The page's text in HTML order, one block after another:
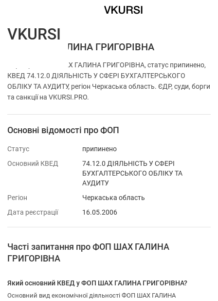
ФОП ШАХ ГАЛИНА ГРИГОРІВНА
Перевірка ФОП ШАХ ГАЛИНА ГРИГОРІВНА, статус припинено,
КВЕД 74.12.0 ДІЯЛЬНІСТЬ У СФЕРІ БУХГАЛТЕРСЬКОГО
ОБЛІКУ ТА АУДИТУ, регіон Черкаська область. ЄДР, суди, борги
та санкції на VKURSI.PRO.
Основні відомості про ФОП
Статус
припинено
Основний КВЕД
74.12.0 ДІЯЛЬНІСТЬ У СФЕРІ
БУХГАЛТЕРСЬКОГО ОБЛІКУ ТА
АУДИТУ
Регіон
Черкаська область
Дата реєстрації
16.05.2006
Часті запитання про ФОП ШАХ ГАЛИНА
ГРИГОРІВНА
Який основний КВЕД у ФОП ШАХ ГАЛИНА ГРИГОРІВНА?
Основний вид економічної діяльності ФОП ШАХ ГАЛИНА
VKURSI